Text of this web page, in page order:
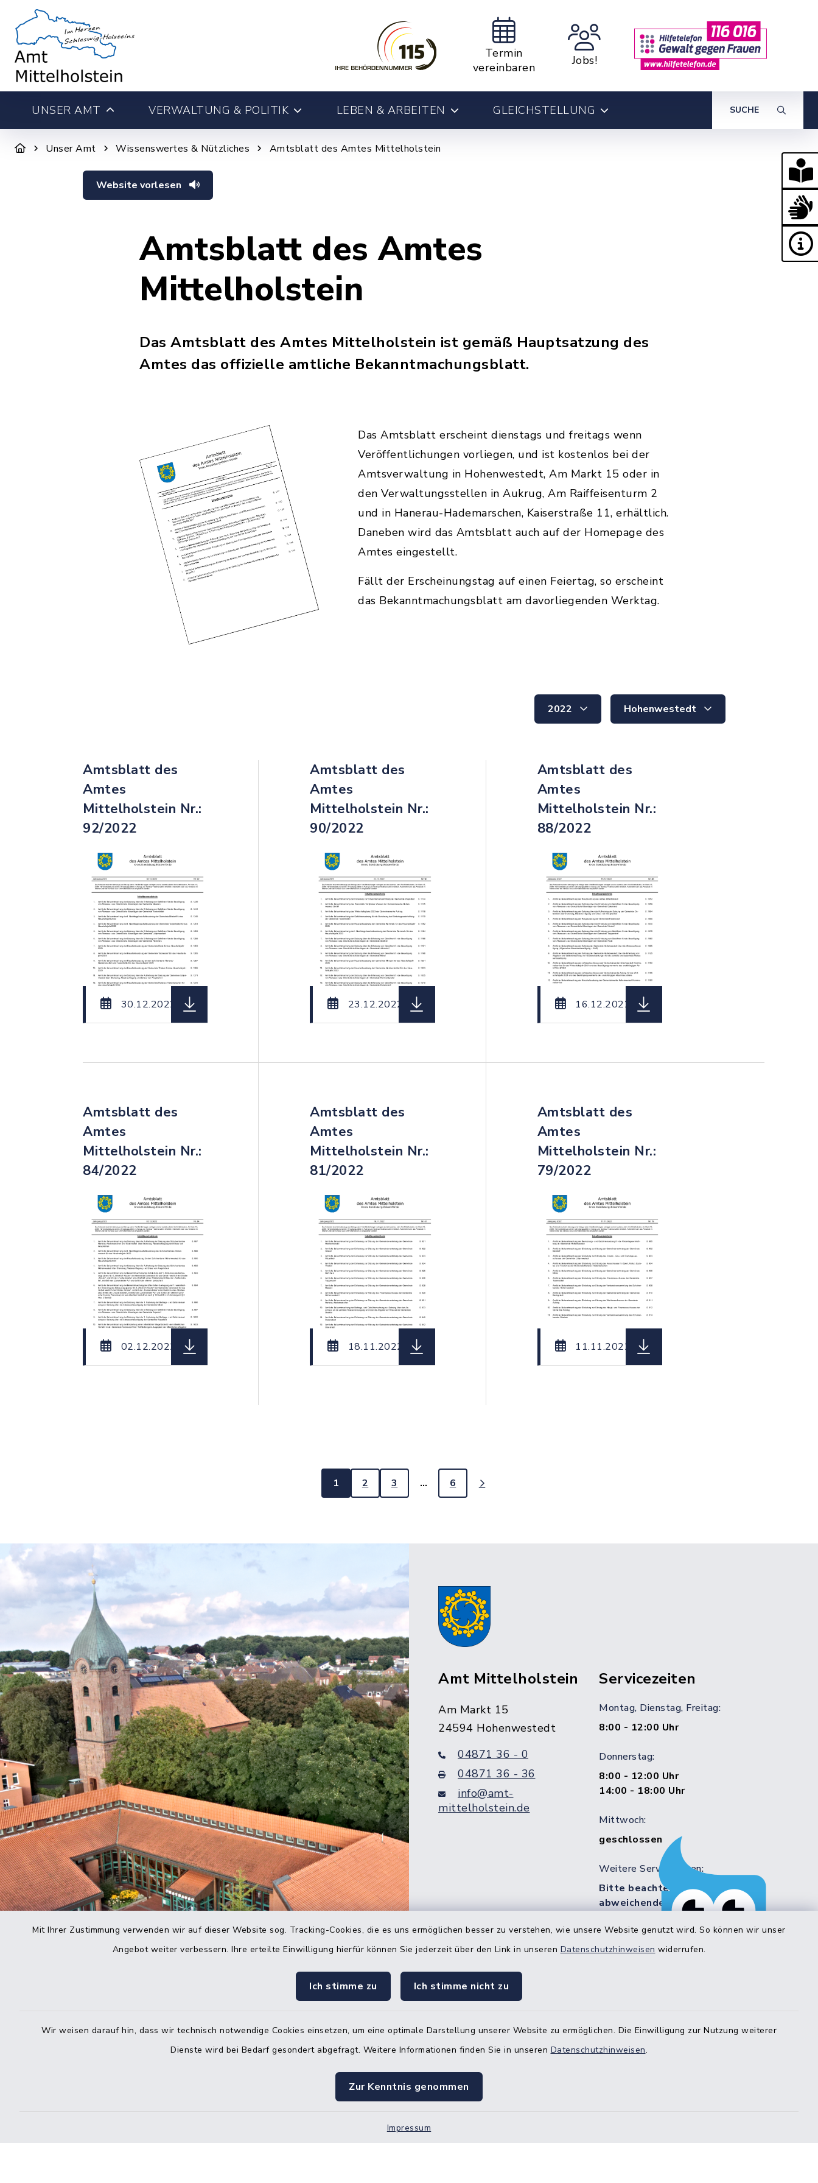
Mit Ihrer Zustimmung verwenden wir auf dieser Website sog. Tracking-Cookies, die es uns ermöglichen besser zu verstehen, wie unsere Website genutzt wird. So können wir unser
Angebot weiter verbessern. Ihre erteilte Einwilligung hierfür können Sie jederzeit über den Link in unseren Datenschutzhinweisen widerrufen.
Ich stimme zu Ich stimme nicht zu
Wir weisen darauf hin, dass wir technisch notwendige Cookies einsetzen, um eine optimale Darstellung unserer Website zu ermöglichen. Die Einwilligung zur Nutzung weiterer
Dienste wird bei Bedarf gesondert abgefragt. Weitere Informationen finden Sie in unseren Datenschutzhinweisen.
Zur Kenntnis genommen
Impressum
Termin
vereinbaren
Jobs!
UNSER AMT VERWALTUNG & POLITIK LEBEN & ARBEITEN GLEICHSTELLUNG SUCHE
Unser Amt Wissenswertes & Nützliches Amtsblatt des Amtes Mittelholstein
Website vorlesen
Amtsblatt des Amtes
Mittelholstein
Das Amtsblatt des Amtes Mittelholstein ist gemäß Hauptsatzung des
Amtes das offizielle amtliche Bekanntmachungsblatt.
Das Amtsblatt erscheint dienstags und freitags wenn
Veröffentlichungen vorliegen, und ist kostenlos bei der
Amtsverwaltung in Hohenwestedt, Am Markt 15 oder in
den Verwaltungsstellen in Aukrug, Am Raiffeisenturm 2
und in Hanerau-Hademarschen, Kaiserstraße 11, erhältlich.
Daneben wird das Amtsblatt auch auf der Homepage des
Amtes eingestellt.
Fällt der Erscheinungstag auf einen Feiertag, so erscheint
das Bekanntmachungsblatt am davorliegenden Werktag.
2022 Hohenwestedt
Amtsblatt des
Amtes
Mittelholstein Nr.:
92/2022
30.12.2022
herunterladen (Dateiname: Amtsblatt_des_Amtes_Mittelholstein_Nr._92__vom_30.12.2022.pdf, Dateierweiterung: pdf,
Amtsblatt des
Amtes
Mittelholstein Nr.:
90/2022
23.12.2022
herunterladen (Dateiname:
Amtsblatt des
Amtes
Mittelholstein Nr.:
88/2022
16.12.2022
herunterladen (Dateiname:
Amtsblatt des
Amtes
Mittelholstein Nr.:
84/2022
02.12.2022
herunterladen (Dateiname: Amtsblatt_des_Amtes_Mittelholstein_Nr._84__vom_02.12..2022.pdf, Dateierweiterung: pdf,
Amtsblatt des
Amtes
Mittelholstein Nr.:
81/2022
18.11.2022
herunterladen (Dateiname:
Amtsblatt des
Amtes
Mittelholstein Nr.:
79/2022
11.11.2022
herunterladen (Dateiname:
1 2 3 … 6
Amt Mittelholstein
Am Markt 15
24594 Hohenwestedt
04871 36 - 0
04871 36 - 36
info@amt-
mittelholstein.de
Servicezeiten
Montag, Dienstag, Freitag:
8:00 - 12:00 Uhr
Donnerstag:
8:00 - 12:00 Uhr
14:00 - 18:00 Uhr
Mittwoch:
geschlossen
Weitere Servicezeiten:
Bitte beachten Sie die
abweichenden Sprechzeiten in
Quicklinks
Bürgerbüro Hohenwestedt
Bürgerbüro Aukrug
Bürgerbüro Hanerau-
Hademarschen
KFZ-Zulassungsbehörde